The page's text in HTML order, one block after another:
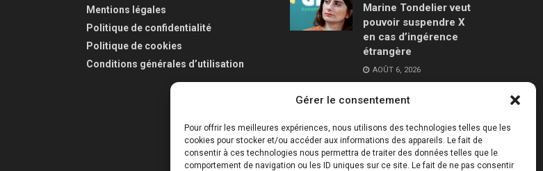
Gérer le consentement
Pour offrir les meilleures expériences, nous utilisons des technologies telles que les
cookies pour stocker et/ou accéder aux informations des appareils. Le fait de
consentir à ces technologies nous permettra de traiter des données telles que le
comportement de navigation ou les ID uniques sur ce site. Le fait de ne pas consentir
Mentions légales
Politique de confidentialité
Politique de cookies
Conditions générales d’utilisation
Marine Tondelier veut
pouvoir suspendre X
en cas d’ingérence
étrangère
AOÛT 6, 2026
Canicules : jusqu’à
dollars de pertes pour
l’économie française
d’ici 2030